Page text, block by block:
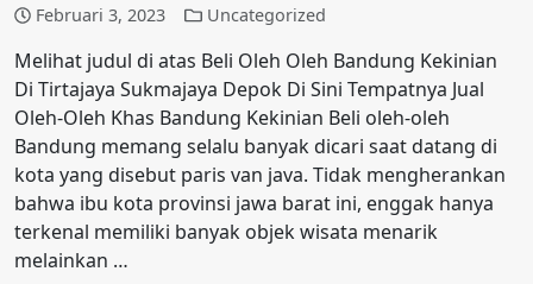
Februari 3, 2023 Uncategorized
Melihat judul di atas Beli Oleh Oleh Bandung Kekinian
Di Tirtajaya Sukmajaya Depok Di Sini Tempatnya Jual
Oleh-Oleh Khas Bandung Kekinian Beli oleh-oleh
Bandung memang selalu banyak dicari saat datang di
kota yang disebut paris van java. Tidak mengherankan
bahwa ibu kota provinsi jawa barat ini, enggak hanya
terkenal memiliki banyak objek wisata menarik
melainkan …